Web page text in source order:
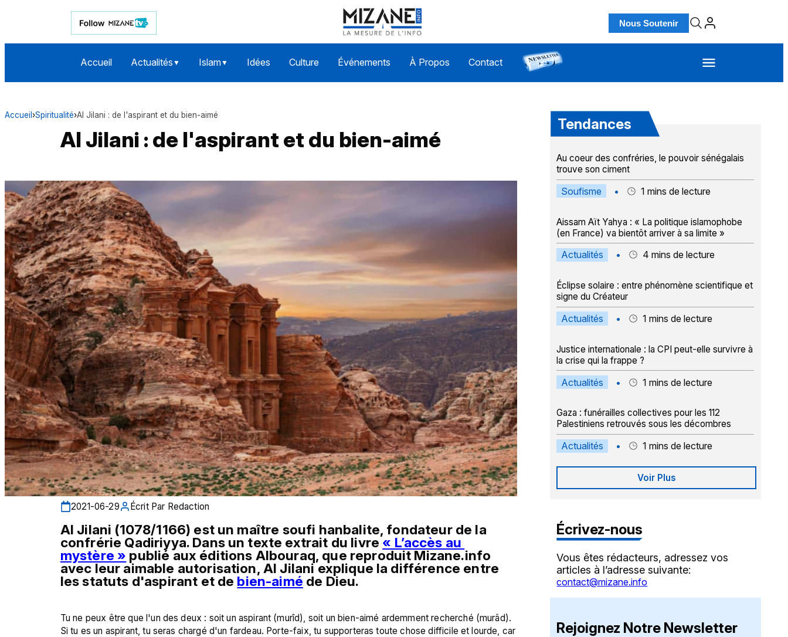
Nous Soutenir
Accueil Actualités ▼ Islam▼ Idées Culture Événements À Propos Contact
Accueil ›Spiritualité›Al Jilani : de l'aspirant et du bien-aimé
Al Jilani : de l'aspirant et du bien-aimé
2021-06-29 Écrit Par Redaction
Al Jilani (1078/1166) est un maître soufi hanbalite, fondateur de la
confrérie Qadiriyya. Dans un texte extrait du livre « L’accès au
mystère » publié aux éditions Albouraq, que reproduit Mizane.info
avec leur aimable autorisation, Al Jilani explique la différence entre
les statuts d'aspirant et de bien-aimé de Dieu.
Tu ne peux être que l'un des deux : soit un aspirant (murîd), soit un bien-aimé ardemment recherché (murâd).
Si tu es un aspirant, tu seras chargé d'un fardeau. Porte-faix, tu supporteras toute chose difficile et lourde, car
Tendances
Au coeur des confréries, le pouvoir sénégalais
trouve son ciment
Soufisme • 1 mins de lecture
Aissam Aït Yahya : « La politique islamophobe
(en France) va bientôt arriver à sa limite »
Actualités • 4 mins de lecture
Éclipse solaire : entre phénomène scientifique et
signe du Créateur
Actualités • 1 mins de lecture
Justice internationale : la CPI peut-elle survivre à
la crise qui la frappe ?
Actualités • 1 mins de lecture
Gaza : funérailles collectives pour les 112
Palestiniens retrouvés sous les décombres
Actualités • 1 mins de lecture
Voir Plus
Écrivez-nous
Vous êtes rédacteurs, adressez vos
articles à l’adresse suivante:
contact@mizane.info
Rejoignez Notre Newsletter